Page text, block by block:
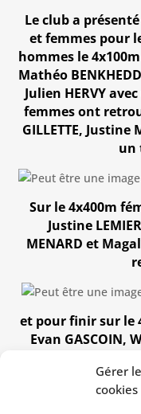
Gérer
cookies
Le club a
et femmes pour
hommes le
Mathéo
Julien HERVY
femmes ont
GILLETTE, Justine
un
Sur le 4x400m
Justine
MENARD et
et pour finir sur le
Evan GASCOIN,
Autre point